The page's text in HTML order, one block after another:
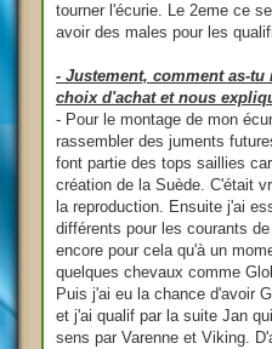
tourner l'écurie. Le 2eme ce
avoir des males pour les
- Justement, comment as-
choix d'achat et nous
- Pour le montage de mon
rassembler des juments
font partie des tops saillies
création de la Suède. C'était
la reproduction. Ensuite j'ai
différents pour les courants
encore pour cela qu'à un
quelques chevaux comme
Puis j'ai eu la chance d'avoir
et j'ai qualif par la suite Jan
sens par Varenne et Viking.